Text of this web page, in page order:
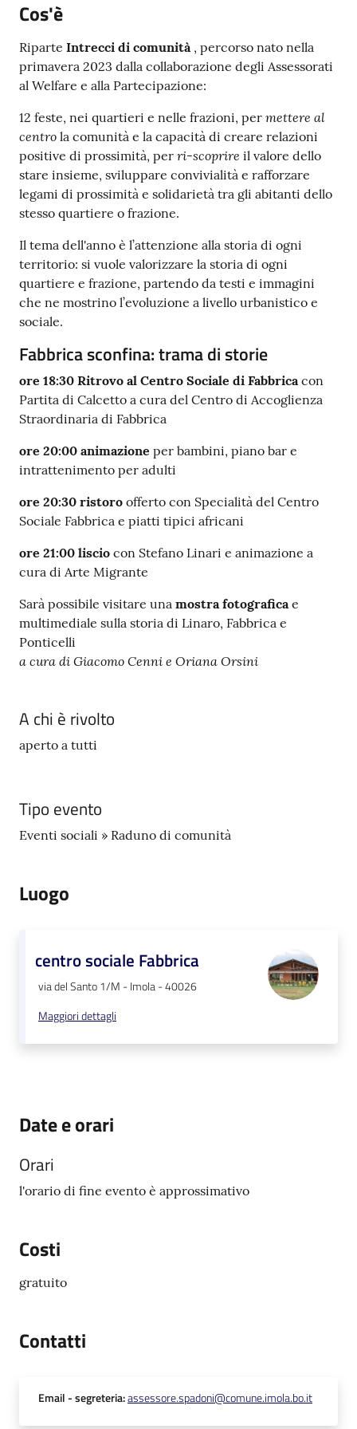
Argomenti
PNRR
on-
line
Seguici
Cos'è
Riparte Intrecci di comunità , percorso nato nella
primavera 2023 dalla collaborazione degli Assessorati
al Welfare e alla Partecipazione:
12 feste, nei quartieri e nelle frazioni, per mettere al
centro la comunità e la capacità di creare relazioni
positive di prossimità, per ri-scoprire il valore dello
stare insieme, sviluppare convivialità e rafforzare
legami di prossimità e solidarietà tra gli abitanti dello
stesso quartiere o frazione.
Il tema dell'anno è l’attenzione alla storia di ogni
territorio: si vuole valorizzare la storia di ogni
quartiere e frazione, partendo da testi e immagini
che ne mostrino l’evoluzione a livello urbanistico e
sociale.
Fabbrica sconfina: trama di storie
ore 18:30 Ritrovo al Centro Sociale di Fabbrica con
Partita di Calcetto a cura del Centro di Accoglienza
Straordinaria di Fabbrica
ore 20:00 animazione per bambini, piano bar e
intrattenimento per adulti
ore 20:30 ristoro offerto con Specialità del Centro
Sociale Fabbrica e piatti tipici africani
ore 21:00 liscio con Stefano Linari e animazione a
cura di Arte Migrante
Sarà possibile visitare una mostra fotografica e
multimediale sulla storia di Linaro, Fabbrica e
Ponticelli
a cura di Giacomo Cenni e Oriana Orsini
A chi è rivolto
aperto a tutti
Tipo evento
Eventi sociali » Raduno di comunità
Luogo
centro sociale Fabbrica
via del Santo 1/M - Imola - 40026
Maggiori dettagli
Date e orari
Orari
l'orario di fine evento è approssimativo
Costi
gratuito
Contatti
Email- segreteria:assessore.spadoni@comune.imola.bo.it